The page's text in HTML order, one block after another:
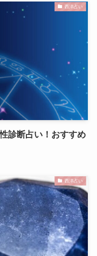
西洋占い
診断占い！おすすめ
西洋占い